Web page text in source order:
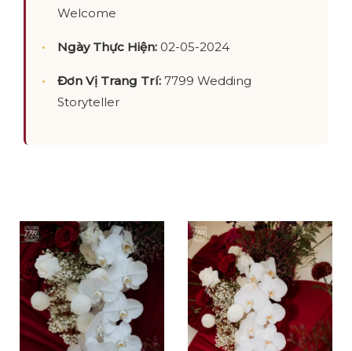
Welcome
Ngày Thực Hiện: 02-05-2024
Đơn Vị Trang Trí: 7799 Wedding
Storyteller